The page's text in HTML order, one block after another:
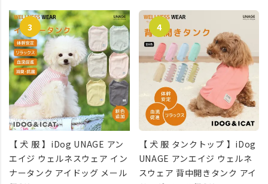
【 犬 服 】iDog UNAGE アン
エイジ ウェルネスウェア イン
ナータンク アイドッグ メール
【 犬 服 タンクトップ 】iDog
UNAGE アンエイジ ウェルネ
スウェア 背中開きタンク アイ